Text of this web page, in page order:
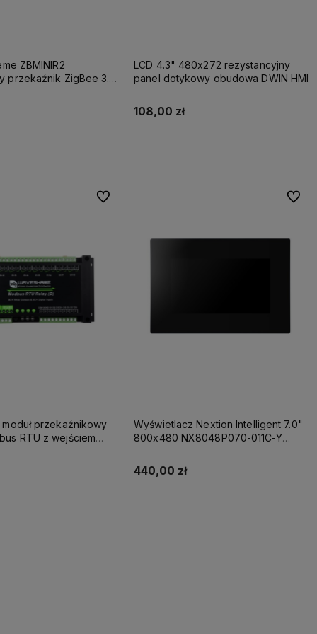
ZBMINIR2
przekaźnik ZigBee 3.0
LCD 4.3" 480x272 rezystancyjny
panel dotykowy obudowa DWIN HMI
108,00 zł
moduł przekaźnikowy
RTU z wejściem
Do ulubionych
Wyświetlacz Nextion Intelligent 7.0"
800x480 NX8048P070-011C-Y
oraz obudowa
440,00 zł
Do